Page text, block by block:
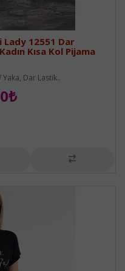
Lady 12551 Dar
Kısa Kol Pijama
Yaka, Dar Lastik..